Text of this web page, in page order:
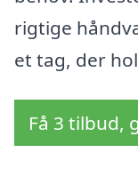
rigtige
et tag, der
Få 3 tilbud,